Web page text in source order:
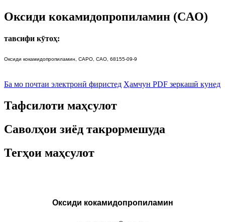
Оксиди кокамидопропиламин (CAO)
тавсифи кӯтоҳ:
Оксиди кокамидопропиламин, CAPO, CAO, 68155-09-9
Ба мо почтаи электронӣ фиристед Ҳамчун PDF зеркашӣ кунед
Тафсилоти маҳсулот
Саволҳои зиёд такрормешуда
Тегҳои маҳсулот
Оксиди кокамидопропиламин